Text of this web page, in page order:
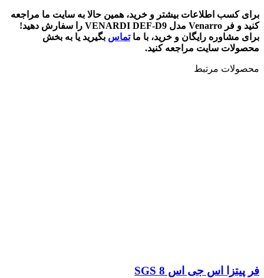
برای کسب اطلاعات بیشتر و خرید، همین حالا به سایت ما مراجعه
کنید و فر Venarro مدل VENARDI DEF-D9
را سفارش دهید!
برای مشاوره رایگان و خرید، با ماتماس بگیرید یا به بخش
محصولات سایت مراجعه کنید.
محصولات مرتبط
فر پیتزا اس جی اس SGS 8